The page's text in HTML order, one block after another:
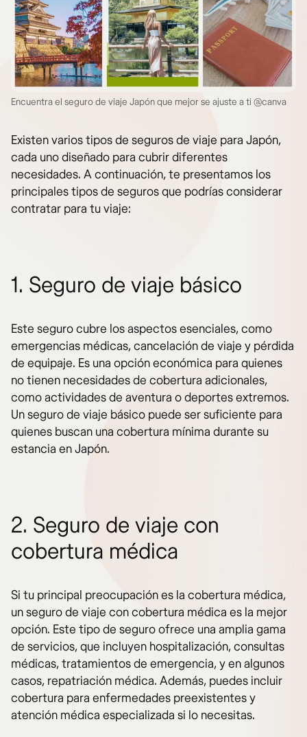
Encuentra el seguro de viaje Japón que mejor se ajuste a ti @canva
Existen varios tipos de seguros de viaje para Japón,
cada uno diseñado para cubrir diferentes
necesidades. A continuación, te presentamos los
principales tipos de seguros que podrías considerar
contratar para tu viaje:
1. Seguro de viaje básico
Este seguro cubre los aspectos esenciales, como
emergencias médicas, cancelación de viaje y pérdida
de equipaje. Es una opción económica para quienes
no tienen necesidades de cobertura adicionales,
como actividades de aventura o deportes extremos.
Un seguro de viaje básico puede ser suficiente para
quienes buscan una cobertura mínima durante su
estancia en Japón.
2. Seguro de viaje con
cobertura médica
Si tu principal preocupación es la cobertura médica,
un seguro de viaje con cobertura médica es la mejor
opción. Este tipo de seguro ofrece una amplia gama
de servicios, que incluyen hospitalización, consultas
médicas, tratamientos de emergencia, y en algunos
casos, repatriación médica. Además, puedes incluir
cobertura para enfermedades preexistentes y
atención médica especializada si lo necesitas.